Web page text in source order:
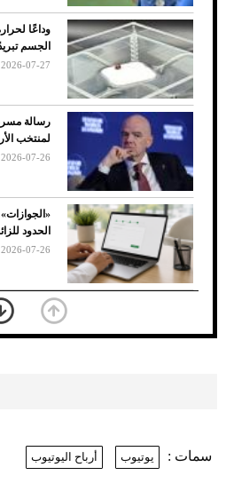
7 نصائح لاختيار لون
الأسود
وداعًا
الجسم
2026-07-27
رسالة
لمنتخب
2026-07-26
الحدود
2026-07-26
بعد 7
يفوز على
سمات : يوتيوب أرباح اليوتيوب